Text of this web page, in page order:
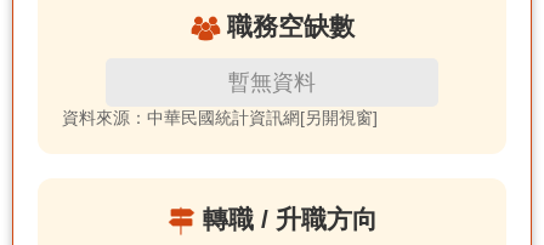
職務空缺數
暫無資料
資料來源：中華民國統計資訊網[另開視窗]
轉職 / 升職方向